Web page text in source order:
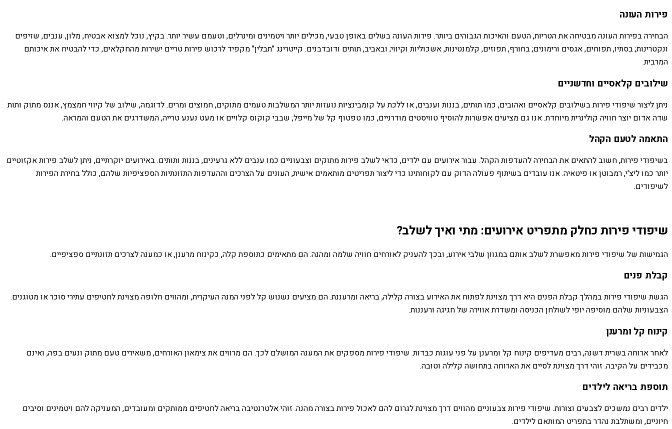
פירות העונה
הבחירה בפירות העונה מבטיחה את הטריות, הטעם והאיכות הגבוהים ביותר. פירות העונה בשלים באופן טבעי, מכילים יותר ויטמינים ומינרלים, וטעמם עשיר יותר. בקיץ, נוכל למצוא אבטיח, מלון, ענבים, שזיפים
ונקטרינות; בסתיו, תפוחים, אגסים ורימונים; בחורף, תפוזים, קלמנטינות, אשכוליות וקיווי; ובאביב, תותים ודובדבנים. קייטרינג "תבלין" מקפיד לרכוש פירות טריים ישירות מהחקלאים, כדי להבטיח את איכותם
המרבית.
שילובים קלאסיים וחדשניים
ניתן ליצור שיפודי פירות בשילובים קלאסיים ואהובים, כמו תותים, בננות וענבים, או ללכת על קומבינציות נועזות יותר המשלבות טעמים מתוקים, חמוצים ומרים. לדוגמה, שילוב של קיווי חמצמץ, אננס מתוק ותות
שדה אדום יוצר חוויה קולינרית מיוחדת. אנו גם מציעים אפשרות להוסיף טוויסטים מודרניים, כמו טפטוף קל של מייפל, שבבי קוקוס קלויים או מעט נענע טרייה, המשדרגים את הטעם והמראה.
התאמה לטעם הקהל
בשיפודי פירות, חשוב להתאים את הבחירה להעדפות הקהל. עבור אירועים עם ילדים, כדאי לשלב פירות מתוקים וצבעוניים כמו ענבים ללא גרעינים, בננות ותותים. באירועים יוקרתיים, ניתן לשלב פירות אקזוטיים
יותר כמו ליצ'י, רמבוטן או פיטאיה. אנו עובדים בשיתוף פעולה הדוק עם לקוחותינו כדי ליצור תפריטים מותאמים אישית, העונים על הצרכים וההעדפות התזונתיות הספציפיות שלהם, כולל בחירת הפירות
לשיפודים.
שיפודי פירות כחלק מתפריט אירועים: מתי ואיך לשלב?
הגמישות של שיפודי פירות מאפשרת לשלב אותם במגוון שלבי אירוע, ובכך להעניק לאורחים חוויה שלמה ומהנה. הם מתאימים כתוספת קלה, כקינוח מרענן, או כמענה לצרכים תזונתיים ספציפיים.
קבלת פנים
הגשת שיפודי פירות במהלך קבלת הפנים היא דרך מצוינת לפתוח את האירוע בצורה קלילה, בריאה ומרעננת. הם מציעים נשנוש קל לפני המנה העיקרית, ומהווים חלופה מצוינת לחטיפים עתירי סוכר או מטוגנים.
הצבעוניות שלהם מוסיפה יופי לשולחן הכניסה ומשדרת אווירה של חגיגה ורעננות.
קינוח קל ומרענן
לאחר ארוחה בשרית דשנה, רבים מעדיפים קינוח קל ומרענן על פני עוגות כבדות. שיפודי פירות מספקים את המענה המושלם לכך. הם מרווים את צימאון האורחים, משאירים טעם מתוק ונעים בפה, ואינם
מכבידים על הקיבה. זוהי דרך מצוינת לסיים את הארוחה בתחושה קלילה וטובה.
תוספת בריאה לילדים
ילדים רבים נמשכים לצבעים וצורות. שיפודי פירות צבעוניים מהווים דרך מצוינת לגרום להם לאכול פירות בצורה מהנה. זוהי אלטרנטיבה בריאה לחטיפים ממותקים ומעובדים, המעניקה להם ויטמינים וסיבים
חיוניים, ומשתלבת נהדר בתפריט המותאם לילדים.